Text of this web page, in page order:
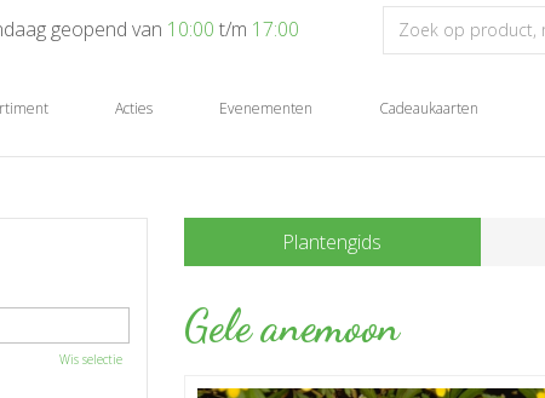
geopend van 10:00 t/m 17:00
Acties Evenementen Cadeaukaarten
Plantengids
Gele anemoon
Wis selectie